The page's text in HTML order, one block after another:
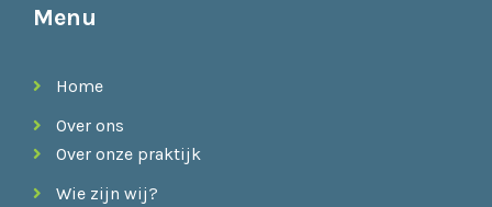
Menu
Home
Over ons
Over onze praktijk
Wie zijn wij?